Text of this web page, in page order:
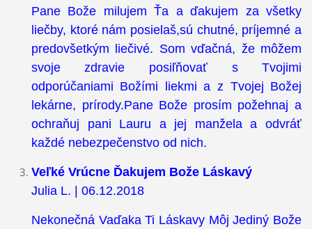
Pane Bože milujem Ťa a ďakujem za všetky
liečby, ktoré nám posielaš,sú chutné, príjemné a
predovšetkým liečivé. Som vďačná, že môžem
svoje zdravie posiľňovať s Tvojimi
odporúčaniami Božími liekmi a z Tvojej Božej
lekárne, prírody.Pane Bože prosím požehnaj a
ochraňuj pani Lauru a jej manžela a odvráť
každé nebezpečenstvo od nich.
Veľké Vrúcne Ďakujem Bože Láskavý
Julia L. | 06.12.2018
Nekonečná Vaďaka Ti Láskavy Môj Jediný Bože